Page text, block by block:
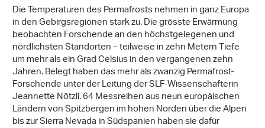
Die Temperaturen des Permafrosts nehmen in ganz Europa
in den Gebirgsregionen stark zu. Die grösste Erwärmung
beobachten Forschende an den höchstgelegenen und
nördlichsten Standorten – teilweise in zehn Metern Tiefe
um mehr als ein Grad Celsius in den vergangenen zehn
Jahren. Belegt haben das mehr als zwanzig Permafrost-
Forschende unter der Leitung der SLF-Wissenschafterin
Jeannette Nötzli. 64 Messreihen aus neun europäischen
Ländern von Spitzbergen im hohen Norden über die Alpen
bis zur Sierra Nevada in Südspanien haben sie dafür